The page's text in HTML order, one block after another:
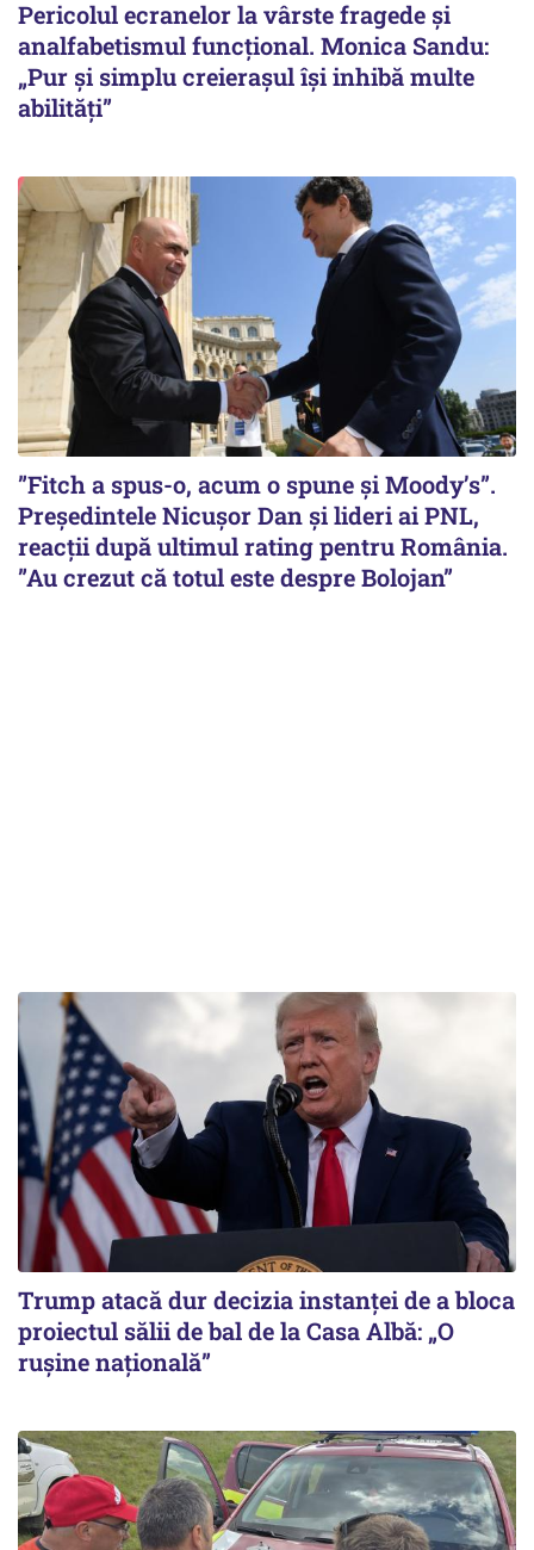
Pericolul ecranelor la vârste fragede și
analfabetismul funcțional. Monica Sandu:
„Pur și simplu creierașul își inhibă multe
abilități”
”Fitch a spus-o, acum o spune și Moody’s”.
Președintele Nicușor Dan și lideri ai PNL,
reacții după ultimul rating pentru România.
”Au crezut că totul este despre Bolojan”
Trump atacă dur decizia instanţei de a bloca
proiectul sălii de bal de la Casa Albă: „O
ruşine naţională”